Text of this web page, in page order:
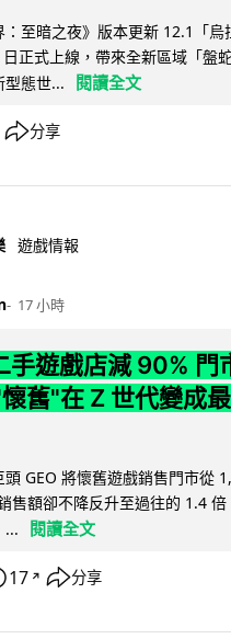
：至暗之夜》版本更新 12.1「
正式上線，帶來全新區域「盤
型態世...
閱讀全文
分享
遊戲情報
17 小時
手遊戲店減 90% 門
舊"在 Z 世代變成
頭 GEO 將懷舊遊戲銷售門市從
售額卻不降反升至過往的 1.4
...
閱讀全文
17 ↗ 分享